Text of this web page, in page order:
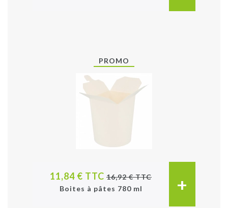
PROMO
11,84 € TTC 16,92 € TTC
Boites à pâtes 780 ml
+